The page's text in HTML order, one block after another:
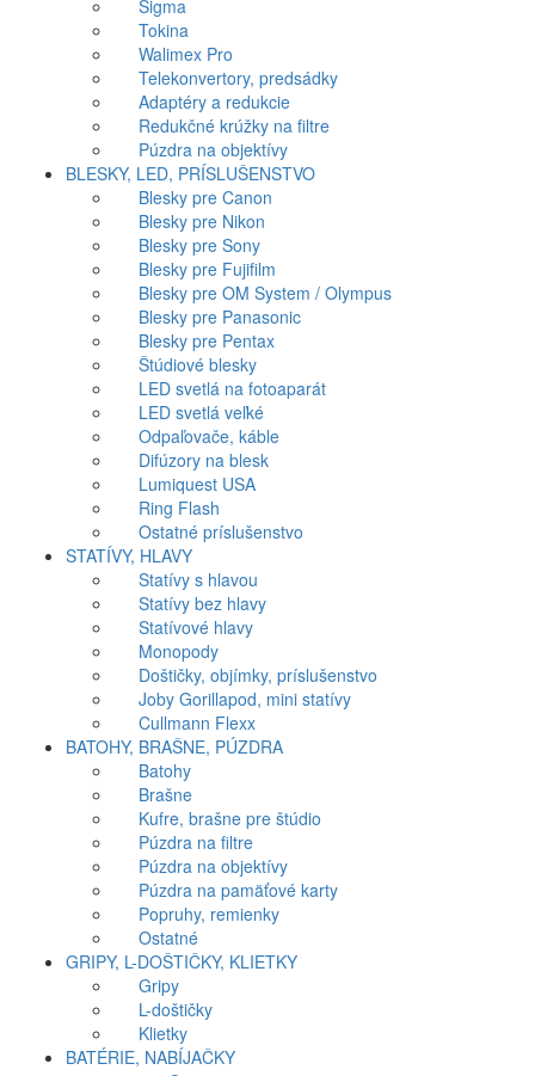
Sigma
Tokina
Walimex Pro
Telekonvertory, predsádky
Adaptéry a redukcie
Redukčné krúžky na filtre
Púzdra na objektívy
BLESKY, LED, PRÍSLUŠENSTVO
Blesky pre Canon
Blesky pre Nikon
Blesky pre Sony
Blesky pre Fujifilm
Blesky pre OM System / Olympus
Blesky pre Panasonic
Blesky pre Pentax
Štúdiové blesky
LED svetlá na fotoaparát
LED svetlá veľké
Odpaľovače, káble
Difúzory na blesk
Lumiquest USA
Ring Flash
Ostatné príslušenstvo
STATÍVY, HLAVY
Statívy s hlavou
Statívy bez hlavy
Statívové hlavy
Monopody
Doštičky, objímky, príslušenstvo
Joby Gorillapod, mini statívy
Cullmann Flexx
BATOHY, BRAŠNE, PÚZDRA
Batohy
Brašne
Kufre, brašne pre štúdio
Púzdra na filtre
Púzdra na objektívy
Púzdra na pamäťové karty
Popruhy, remienky
Ostatné
GRIPY, L-DOŠTIČKY, KLIETKY
Gripy
L-doštičky
Klietky
BATÉRIE, NABÍJAČKY